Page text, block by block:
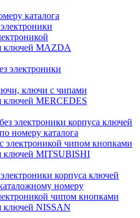
каталога
ключей MAZDA
электроники
ключи с чипами
ключей MERCEDES
электроники корпуса ключей
номеру каталога
электроникой чипом кнопками
ключей MITSUBISHI
корпуса ключей
номеру
чипом кнопками
ключей NISSAN